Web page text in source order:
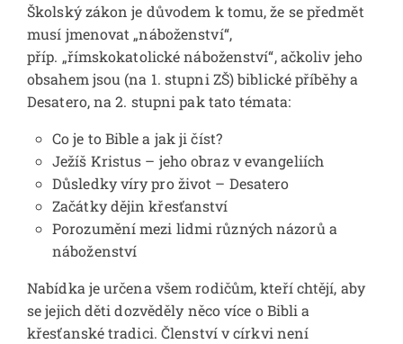
Školský zákon je důvodem k tomu, že se předmět
musí jmenovat „náboženství“,
příp. „římskokatolické náboženství“, ačkoliv jeho
obsahem jsou (na 1. stupni ZŠ) biblické příběhy a
Desatero, na 2. stupni pak tato témata:
Co je to Bible a jak ji číst?
Ježíš Kristus – jeho obraz v evangeliích
Důsledky víry pro život – Desatero
Začátky dějin křesťanství
Porozumění mezi lidmi různých názorů a
náboženství
Nabídka je určena všem rodičům, kteří chtějí, aby
se jejich děti dozvěděly něco více o Bibli a
křesťanské tradici. Členství v církvi není